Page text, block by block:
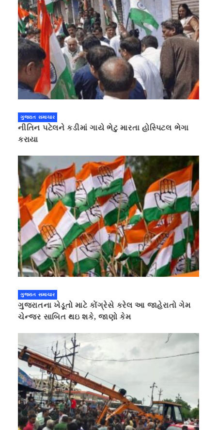
ગુજરાત સમાચાર
નીતિન પટેલને કડીમાં ગાયે ભેટુ મારતા હોસ્પિટલ ભેગા
કરાયા
ગુજરાત સમાચાર
ગુજરાતના ખેડૂતો માટે કોંગ્રેસે કરેલ આ જાહેરાતો ગેમ
ચેન્જર સાબિત થઇ શકે, જાણો કેમ